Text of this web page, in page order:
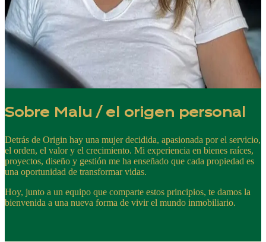
Sobre Malu / el origen personal
Detrás de Origin hay una mujer decidida, apasionada por el servicio,
el orden, el valor y el crecimiento. Mi experiencia en bienes raíces,
proyectos, diseño y gestión me ha enseñado que cada propiedad es
una oportunidad de transformar vidas.
Hoy, junto a un equipo que comparte estos principios, te damos la
bienvenida a una nueva forma de vivir el mundo inmobiliario.